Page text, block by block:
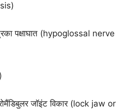
पक्षाघात (hypoglossal nerve
जॉइंट विकार (lock jaw or